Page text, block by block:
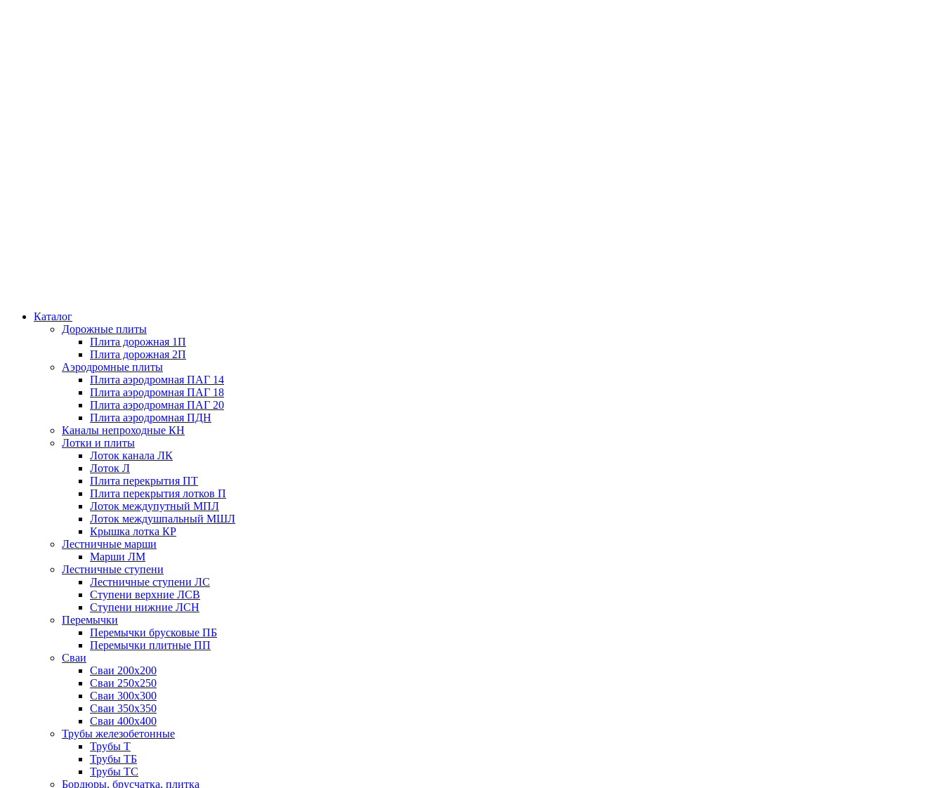
Каталог
Дорожные плиты
Плита дорожная 1П
Плита дорожная 2П
Аэродромные плиты
Плита аэродромная ПАГ 14
Плита аэродромная ПАГ 18
Плита аэродромная ПАГ 20
Плита аэродромная ПДН
Каналы непроходные КН
Лотки и плиты
Лоток канала ЛК
Лоток Л
Плита перекрытия ПТ
Плита перекрытия лотков П
Лоток междупутный МПЛ
Лоток междушпальный МШЛ
Крышка лотка КР
Лестничные марши
Марши ЛМ
Лестничные ступени
Лестничные ступени ЛС
Ступени верхние ЛСВ
Ступени нижние ЛСН
Перемычки
Перемычки брусковые ПБ
Перемычки плитные ПП
Сваи
Сваи 200х200
Сваи 250х250
Сваи 300х300
Сваи 350х350
Сваи 400х400
Трубы железобетонные
Трубы Т
Трубы ТБ
Трубы ТС
Бордюры, брусчатка, плитка